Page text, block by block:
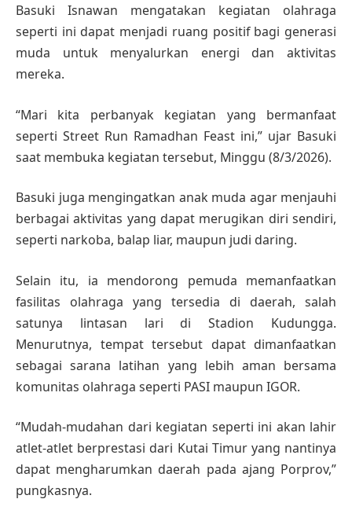
Basuki Isnawan mengatakan kegiatan olahraga
seperti ini dapat menjadi ruang positif bagi generasi
muda untuk menyalurkan energi dan aktivitas
mereka.
“Mari kita perbanyak kegiatan yang bermanfaat
seperti Street Run Ramadhan Feast ini,” ujar Basuki
saat membuka kegiatan tersebut, Minggu (8/3/2026).
Basuki juga mengingatkan anak muda agar menjauhi
berbagai aktivitas yang dapat merugikan diri sendiri,
seperti narkoba, balap liar, maupun judi daring.
Selain itu, ia mendorong pemuda memanfaatkan
fasilitas olahraga yang tersedia di daerah, salah
satunya lintasan lari di Stadion Kudungga.
Menurutnya, tempat tersebut dapat dimanfaatkan
sebagai sarana latihan yang lebih aman bersama
komunitas olahraga seperti PASI maupun IGOR.
“Mudah-mudahan dari kegiatan seperti ini akan lahir
atlet-atlet berprestasi dari Kutai Timur yang nantinya
dapat mengharumkan daerah pada ajang Porprov,”
pungkasnya.